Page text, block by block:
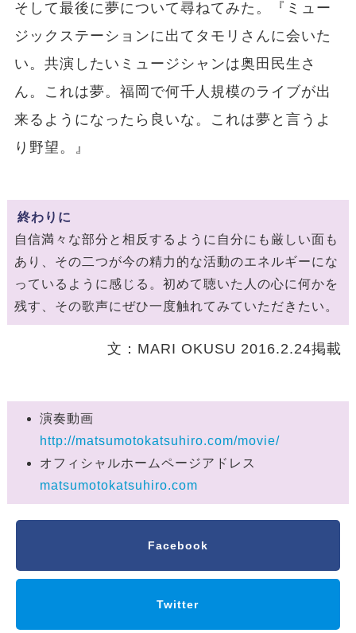
そして最後に夢について尋ねてみた。『ミュー
ジックステーションに出てタモリさんに会いた
い。共演したいミュージシャンは奥田民生さ
ん。これは夢。福岡で何千人規模のライブが出
来るようになったら良いな。これは夢と言うよ
り野望。』
終わりに
自信満々な部分と相反するように自分にも厳しい面も
あり、その二つが今の精力的な活動のエネルギーにな
っているように感じる。初めて聴いた人の心に何かを
残す、その歌声にぜひ一度触れてみていただきたい。
文：MARI OKUSU 2016.2.24掲載
演奏動画
http://matsumotokatsuhiro.com/movie/
オフィシャルホームページアドレス
matsumotokatsuhiro.com
Facebook
Twitter